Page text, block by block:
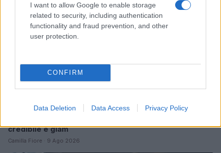
I want to allow Google to enable storage
related to security, including authentication
functionality and fraud prevention, and other
user protection.
CONFIRM
Data Deletion Data Access Privacy Policy
credibile e glam
Camilla Fiore · 9 Ago 2026